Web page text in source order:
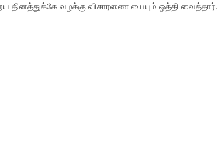
தினத்துக்கே வழக்கு விசாரணை யையும் ஒத்தி வைத்தார்.